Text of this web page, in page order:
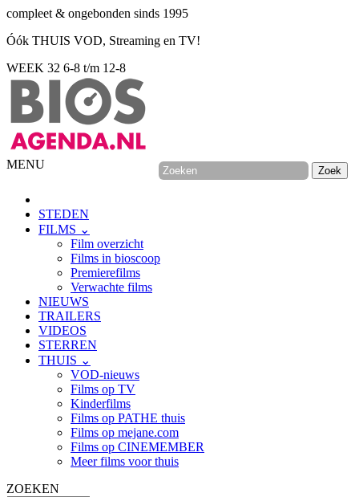
compleet & ongebonden sinds 1995
Óók THUIS VOD, Streaming en TV!
WEEK 32 6-8 t/m 12-8
MENU
STEDEN
FILMS ⌄
Film overzicht
Films in bioscoop
Premierefilms
Verwachte films
NIEUWS
TRAILERS
VIDEOS
STERREN
THUIS ⌄
VOD-nieuws
Films op TV
Kinderfilms
Films op PATHE thuis
Films op mejane.com
Films op CINEMEMBER
Meer films voor thuis
ZOEKEN